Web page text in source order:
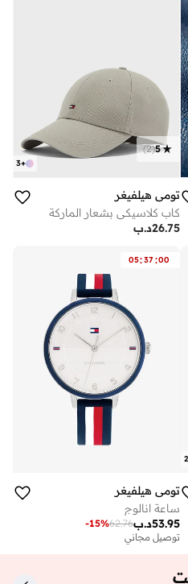
+
3
5
(
2
)
تومي هيلفيغر
كاب كلاسيكي بشعار الماركة
د.ب26.75
2
05:37 :00
تومي هيلفيغر
ساعة انالوج
د.ب53.95
62.76
-15%
توصيل مجاني